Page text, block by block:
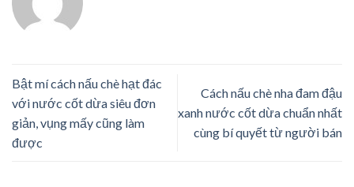
Bật mí cách nấu chè hạt đác
với nước cốt dừa siêu đơn
giản, vụng mấy cũng làm
được
Cách nấu chè nha đam đậu
xanh nước cốt dừa chuẩn nhất
cùng bí quyết từ người bán